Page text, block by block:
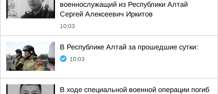
военнослужащий из Республики Алтай
Сергей Алексеевич Иркитов
10:03
В Республике Алтай за прошедшие сутки:
10:03
В ходе специальной военной операции погиб